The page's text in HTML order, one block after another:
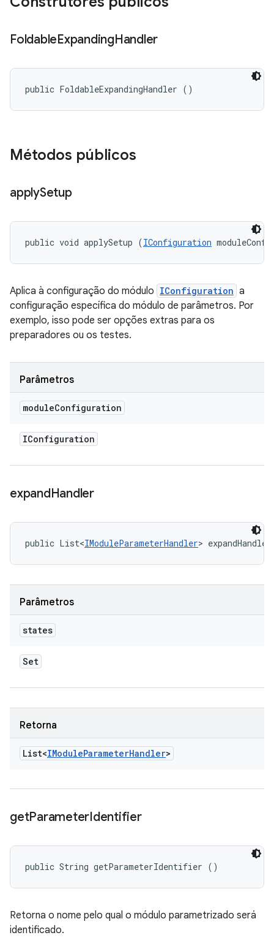
FoldableExpandingHandler
public FoldableExpandingHandler ()
Métodos públicos
applySetup
public void applySetup (IConfiguration
Aplica à configuração do módulo IConfiguration a
configuração específica do módulo de parâmetros. Por
exemplo, isso pode ser opções extras para os
preparadores ou os testes.
Parâmetros
moduleConfiguration
IConfiguration
expandHandler
public List<IModuleParameterHandler>
Parâmetros
states
Set
Retorna
List<IModuleParameterHandler>
getParameterIdentifier
public String getParameterIdentifier ()
Retorna o nome pelo qual o módulo parametrizado será
identificado.